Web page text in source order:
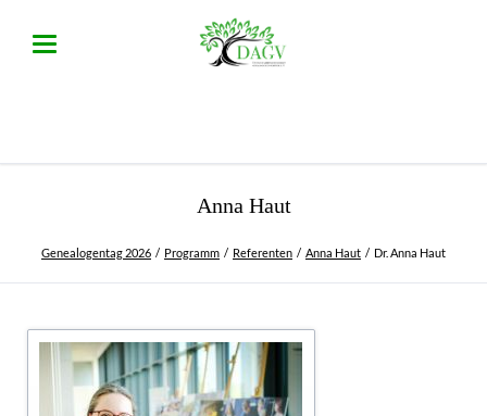
Anna Haut
Genealogentag 2026 Programm Referenten Anna Haut Dr. Anna Haut